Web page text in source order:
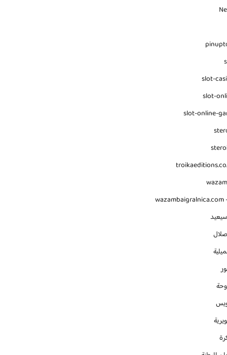
slot-
slot-
slot-online-
wazambaigralnica.com